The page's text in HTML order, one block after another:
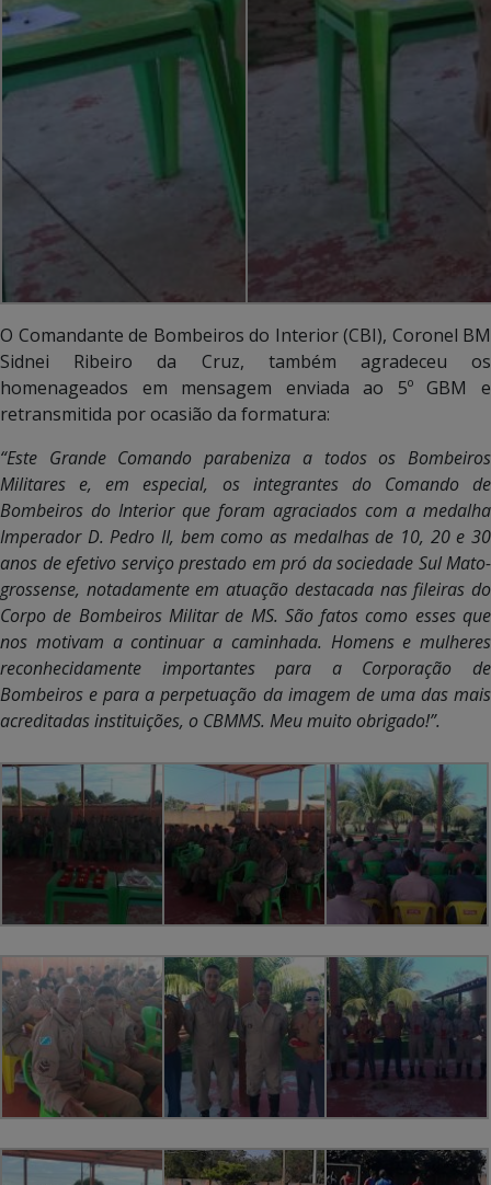
O Comandante de Bombeiros do Interior (CBI), Coronel BM
Sidnei Ribeiro da Cruz, também agradeceu os
homenageados em mensagem enviada ao 5º GBM e
retransmitida por ocasião da formatura:
“Este Grande Comando parabeniza a todos os Bombeiros
Militares e, em especial, os integrantes do Comando de
Bombeiros do Interior que foram agraciados com a medalha
Imperador D. Pedro II, bem como as medalhas de 10, 20 e 30
anos de efetivo serviço prestado em pró da sociedade Sul Mato-
grossense, notadamente em atuação destacada nas fileiras do
Corpo de Bombeiros Militar de MS. São fatos como esses que
nos motivam a continuar a caminhada. Homens e mulheres
reconhecidamente importantes para a Corporação de
Bombeiros e para a perpetuação da imagem de uma das mais
acreditadas instituições, o CBMMS. Meu muito obrigado!”.